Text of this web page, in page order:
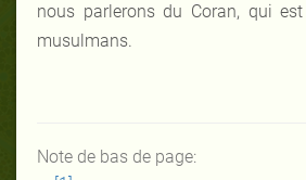
nous parlerons du Coran, qui
musulmans.
Note de bas de page: